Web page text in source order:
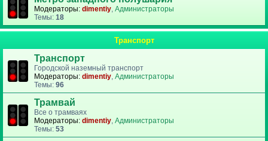
Модераторы: dimentiy, Администраторы
Темы: 18
Транспорт
Транспорт
Городской наземный транспорт
Модераторы: dimentiy, Администраторы
Темы: 96
Трамвай
Все о трамваях
Модераторы: dimentiy, Администраторы
Темы: 53